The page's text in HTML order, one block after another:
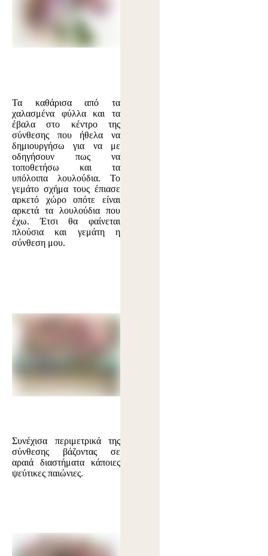
Τα καθάρισα από τα
χαλασμένα φύλλα και τα
έβαλα στο κέντρο της
σύνθεσης που ήθελα να
δημιουργήσω για να με
οδηγήσουν πως να
τοποθετήσω και τα
υπόλοιπα λουλούδια. Το
γεμάτο σχήμα τους έπιασε
αρκετό χώρο οπότε είναι
αρκετά τα λουλούδια που
έχω. Έτσι θα φαίνεται
πλούσια και γεμάτη η
σύνθεση μου.
Συνέχισα περιμετρικά της
σύνθεσης βάζοντας σε
αραιά διαστήματα κάποιες
ψεύτικες παιώνιες.